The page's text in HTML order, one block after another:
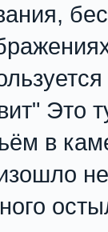
Это
в